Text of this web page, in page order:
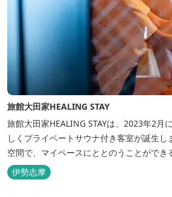
旅館大田家HEALING STAY
旅館大田家HEALING STAYは、2023年2月
しくプライベートサウナ付き客室が誕生
空間で、マイペースにととのうことができ
相差ならではの新鮮な海の幸、豊かな自然
ととのう至福のひとときを。
伊勢志摩